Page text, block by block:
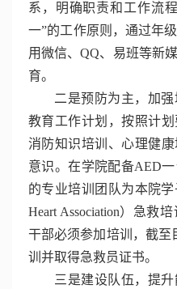
系，明确职责和工作流
一”的工作原则，通过年
用微信、QQ、易班等新
育。
二是预防为主，加
教育工作计划，按照计划
消防知识培训、心理健
意识。在学院配备AED
的专业培训团队为本院
Heart Association）急救
干部必须参加培训，截至
训并取得急救员证书。
三是建设队伍，提